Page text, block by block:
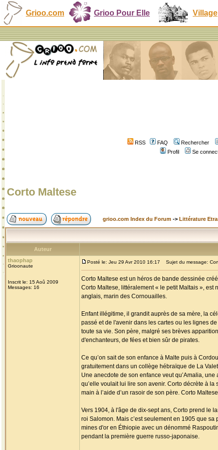
Grioo.com Grioo Pour Elle Village
RSS FAQ
Rechercher
Profil
Se
Corto Maltese
grioo.com Index du Forum -> Littérature
Auteur
thaophap
Grioonaute
Inscrit le: 15 Aoû 2009
Messages: 16
Posté le: Jeu 29 Avr 2010 16:17 Sujet du message:
Corto Maltese est un héros de bande dessinée
Corto Maltese, littéralement « le petit Maltais », est
anglais, marin des Cornouailles.
Enfant illégitime, il grandit auprès de sa mère, la
passé et de l'avenir dans les cartes ou les lignes
toute sa vie. Son père, malgré ses brèves
d'enchanteurs, de fées et bien sûr de pirates.
Ce qu’on sait de son enfance à Malte puis à
gratuitement dans un collège hébraïque de La
Une anecdote de son enfance veut qu’Amalia,
qu’elle voulait lui lire son avenir. Corto décrète à
main à l’aide d’un rasoir de son père. Corto
Vers 1904, à l'âge de dix-sept ans, Corto prend le
roi Salomon. Mais c’est seulement en 1905 que
mines d'or en Éthiopie avec un dénommé
pendant la première guerre russo-japonaise.